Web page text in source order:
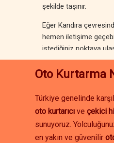
şekilde taşınır.
Eğer Kandıra
hemen iletişime
istediğiniz noktaya
Oto Kurtarma
Türkiye genelinde
oto kurtarıcı ve çekici
sunuyoruz.
en yakın ve güvenilir